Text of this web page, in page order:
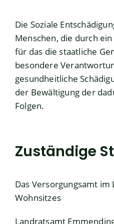
Die Soziale
Menschen, die durch
für das die staatliche
besondere
gesundheitliche
der Bewältigung der
Folgen.
Zuständige
Das Versorgungsamt
Wohnsitzes
Landratsamt